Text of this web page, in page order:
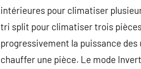
intérieures pour climatiser
tri split pour climatiser trois
progressivement la puissance
chauffer une pièce. Le mode